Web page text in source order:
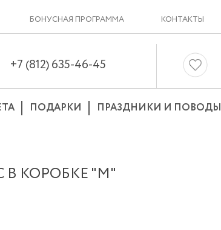
БОНУСНАЯ ПРОГРАММА КОНТАКТЫ
+7 (812) 635-46-45
ПОДАРКИ ПРАЗДНИКИ И ПОВОДЫ
КОРОБКЕ "М"